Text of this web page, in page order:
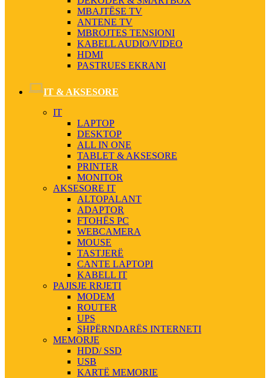
MBAJTËSE TV
ANTENE TV
MBROJTES TENSIONI
KABELL AUDIO/VIDEO
HDMI
PASTRUES EKRANI
IT & AKSESORE
IT
LAPTOP
DESKTOP
ALL IN ONE
TABLET & AKSESORE
PRINTER
MONITOR
AKSESORE IT
ALTOPALANT
ADAPTOR
FTOHËS PC
WEBCAMERA
MOUSE
TASTJERË
CANTE LAPTOPI
KABELL IT
PAJISJE RRJETI
MODEM
ROUTER
UPS
SHPËRNDARËS INTERNETI
MEMORJE
HDD/ SSD
USB
KARTË MEMORIE